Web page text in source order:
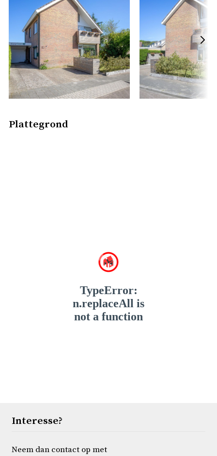
De zolderverdieping is ingedeeld met een overloop en
een B&B-accommodatie. Deze bestaat uit een zitje,
slaapkamer, een badkamer en een separaat toilet.
Aan de achterzijde van de woning bevindt zich een
fijne tuin met terras met windscherm en schuur. Aan
de voorzijde is een ruime oprit met
De woning heeft energielabel B mede dankzij de
aanwezigheid van vloerisolatie, spouwmuurisolatie en
Plattegrond
Interesse?
Neem dan contact op met